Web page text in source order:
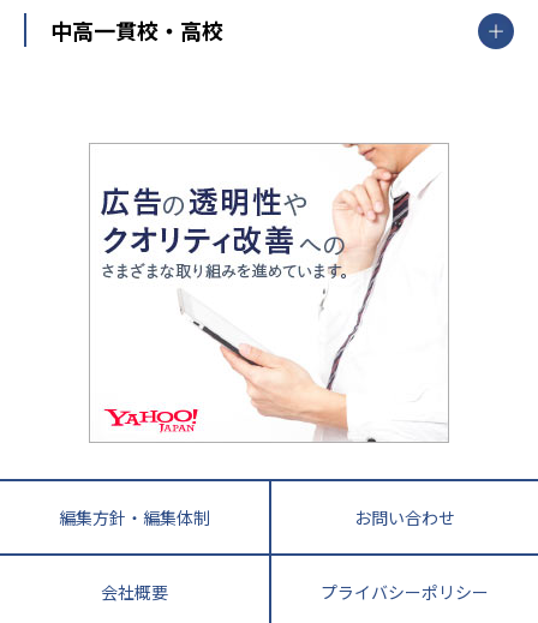
中部
愛知県
静岡県
長野県
大阪府
兵庫県 京都府 奈良県
和歌山県
鳥取県
島根県 岡山県 広島県
香川県
高知県
長崎県 熊本県
鹿児島県 沖縄県
武田塾
大学受験
教育全般
大学受験塾の選び方
中学受験に熱心な市区町村ランキング
小学校受験
家庭教師
開成番長直伝！子どもの受験を成功させる方法
運動と遊びを考える
情報Ⅰ、数学が苦手な人注目！最短距離の学力
アップ法
悩み多き「大学受験」相談室
英語・英会話・英検対策
小学校教師が解説！中学受験のリアル
教育ジャーナリストが徹底解説！ 大学受験の羅
中高一貫校・高校
大学入試改革
ママテクエグザム
進化する中高一貫校・高校
編集方針・編集体制 お問い合わせ
会社概要 プライバシーポリシー